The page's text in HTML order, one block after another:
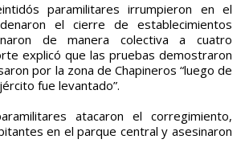
paramilitares irrumpieron en el
el cierre de establecimientos
de manera colectiva a cuatro
explicó que las pruebas demostraron
por la zona de Chapineros “luego de
fue levantado”.
atacaron el corregimiento,
en el parque central y asesinaron